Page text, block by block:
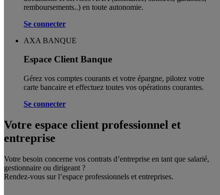
remboursements..) en toute autonomie. ​
Se connecter
AXA BANQUE
Espace Client Banque
Gérez vos comptes courants et votre épargne, pilotez votre
carte bancaire et effectuez toutes vos opérations courantes.
Se connecter
Votre espace client professionnel et
entreprise
Votre besoin concerne vos contrats d’entreprise en tant que salarié,
gestionnaire ou dirigeant ?
Rendez-vous sur l’espace professionnels et entreprises.